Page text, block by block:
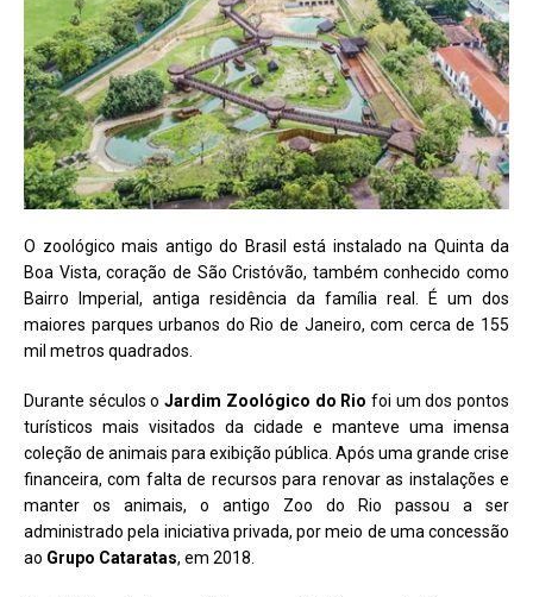
O zoológico mais antigo do Brasil está instalado na Quinta da
Boa Vista, coração de São Cristóvão, também conhecido como
Bairro Imperial, antiga residência da família real. É um dos
maiores parques urbanos do Rio de Janeiro, com cerca de 155
mil metros quadrados.
Durante séculos oJardim Zoológico do Rio foi um dos pontos
turísticos mais visitados da cidade e manteve uma imensa
coleção de animais para exibição pública. Após uma grande crise
financeira, com falta de recursos para renovar as instalações e
manter os animais, o antigo Zoo do Rio passou a ser
administrado pela iniciativa privada, por meio de uma concessão
ao Grupo Cataratas, em 2018.